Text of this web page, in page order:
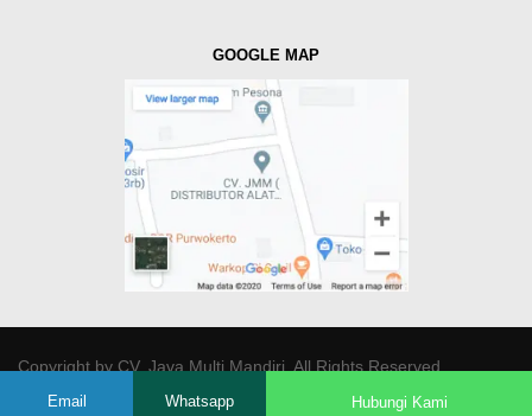
GOOGLE MAP
Copyright byCV. Java Multi Mandiri. All Rights Reserved.
Email Whatsapp Hubungi Kami